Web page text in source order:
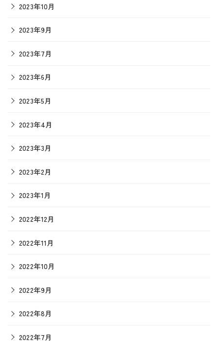
2023年10月
2023年9月
2023年7月
2023年6月
2023年5月
2023年4月
2023年3月
2023年2月
2023年1月
2022年12月
2022年11月
2022年10月
2022年9月
2022年8月
2022年7月